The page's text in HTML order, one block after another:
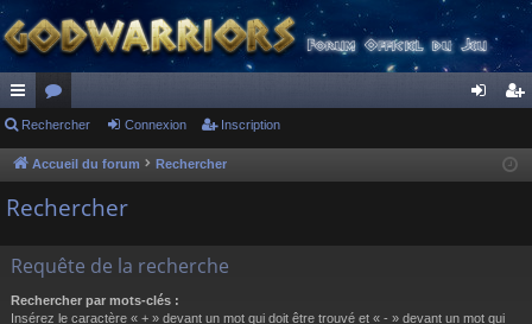
ac
co
ur
s
or
u
m
cri
Rechercher Connexion Inscription
Accueil du forum Rechercher
Rechercher
Requête de la recherche
Rechercher par mots-clés :
Insérez le caractère « + » devant un mot qui doit être trouvé et « - » devant un mot qui